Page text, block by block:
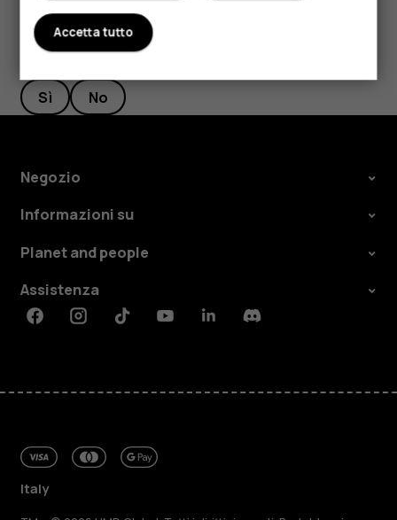
Ti è stato d'aiuto?
Sì No
Negozio
Informazioni su
Planet and people
Assistenza
FacebookInstagramTiktokYoutubeLinkedinDiscord
Italy
Accetta tutto